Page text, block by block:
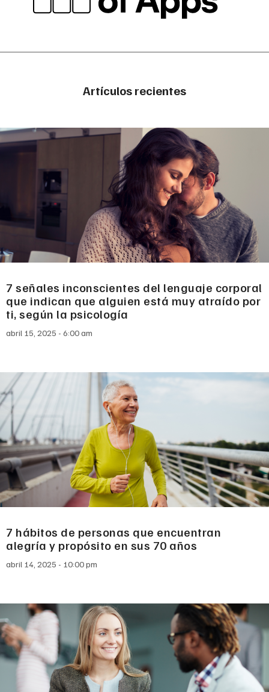
Artículos recientes
7 señales inconscientes del lenguaje corporal
que indican que alguien está muy atraído por
ti, según la psicología
abril 15, 2025 6:00 am
7 hábitos de personas que encuentran
alegría y propósito en sus 70 años
abril 14, 2025 10:00 pm